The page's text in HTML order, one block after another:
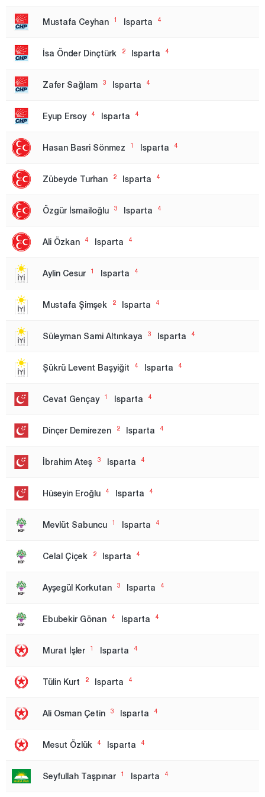
Ankara
2. Region
3. Region
Ardahan
Artvin
Balıkesir
Bartın
Bayburt
Bilecik
Bitlis
Bolu
Burdur
Bursa
Çanakkale
Çankırı
Denizli
Diyarbakır
Edirne
Erzincan
Erzurum
Gaziantep
Giresun
Hakkari
Hatay
Isparta
Mustafa Ceyhan 1 Isparta 4
İsa Önder Dinçtürk 2 Isparta 4
Zafer Sağlam 3 Isparta 4
Eyup Ersoy 4 Isparta 4
Hasan Basri Sönmez 1 Isparta 4
Zübeyde Turhan 2 Isparta 4
Özgür İsmailoğlu 3 Isparta 4
Ali Özkan 4 Isparta 4
Aylin Cesur 1 Isparta 4
Mustafa Şimşek 2 Isparta 4
Süleyman Sami Altınkaya 3 Isparta 4
Şükrü Levent Başyiğit 4 Isparta 4
Cevat Gençay 1 Isparta 4
Dinçer Demirezen 2 Isparta 4
İbrahim Ateş 3 Isparta 4
Hüseyin Eroğlu 4 Isparta 4
Mevlüt Sabuncu 1 Isparta 4
Celal Çiçek 2 Isparta 4
Ayşegül Korkutan 3 Isparta 4
Ebubekir Gönan 4 Isparta 4
Murat İşler 1 Isparta 4
Tülin Kurt 2 Isparta 4
Ali Osman Çetin 3 Isparta 4
Mesut Özlük 4 Isparta 4
Seyfullah Taşpınar 1 Isparta 4